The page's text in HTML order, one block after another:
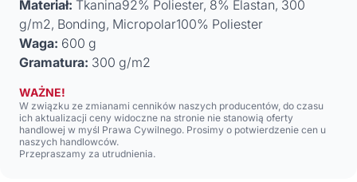
Materiał: Tkanina92% Poliester, 8% Elastan, 300
g/m2, Bonding, Micropolar100% Poliester
Waga: 600 g
Gramatura: 300 g/m2
WAŻNE!
W związku ze zmianami cenników naszych producentów, do czasu
ich aktualizacji ceny widoczne na stronie nie stanowią oferty
handlowej w myśl Prawa Cywilnego. Prosimy o potwierdzenie cen u
naszych handlowców.
Przepraszamy za utrudnienia.